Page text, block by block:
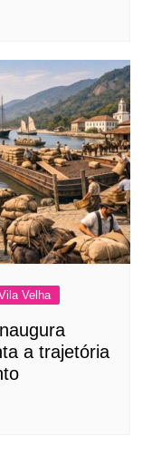
Velha
a trajetória